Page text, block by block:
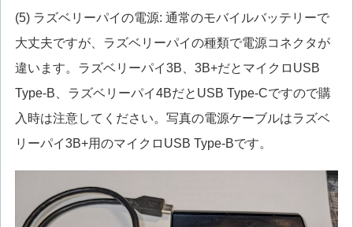
(5) ラズベリーパイの電源: 通常のモバイルバッテリーで
大丈夫ですが、ラズベリーパイの種類で電源コネクタが
違います。ラズベリーパイ3B、3B+だとマイクロUSB
Type-B、ラズベリーパイ4BだとUSB Type-Cですので購
入時は注意してください。写真の電源ケーブルはラズベ
リーパイ3B+用のマイクロUSB Type-Bです。